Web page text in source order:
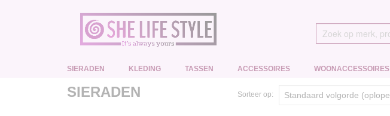
SIERADEN KLEDING TASSEN ACCESSOIRES WOONACCESSOIRES
SIERADEN Sorteer op: